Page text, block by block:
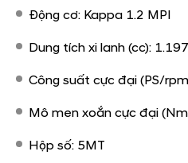
Động cơ: Kappa 1.2 MPI
Dung tích xi lanh (cc): 1.197
Công suất cực đại (PS/
Mô men xoắn cực đại
Hộp số: 5MT